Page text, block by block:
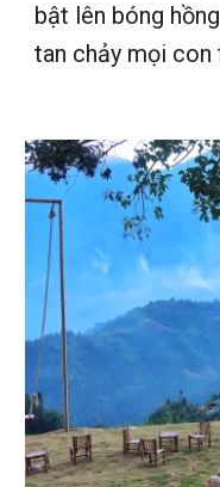
bật lên bóng
tan chảy mọi con